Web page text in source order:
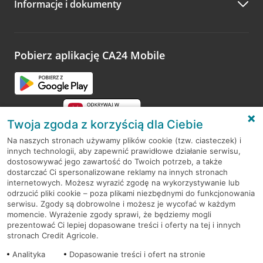
Zachęcamy do podzielenia się z nami opinią o wizycie.
opinie.
Informacje i dokumenty
Pobierz aplikację CA24 Mobile
RODO
Regulamin serwisu
Mapa serwisu
PolitykaCookies
Twoja zgoda z korzyścią dla Ciebie
Na naszych stronach używamy plików cookie (tzw. ciasteczek) i
innych technologii, aby zapewnić prawidłowe działanie serwisu,
dostosowywać jego zawartość do Twoich potrzeb, a także
dostarczać Ci spersonalizowane reklamy na innych stronach
internetowych. Możesz wyrazić zgodę na wykorzystywanie lub
odrzucić pliki cookie – poza plikami niezbędnymi do funkcjonowania
serwisu. Zgody są dobrowolne i możesz je wycofać w każdym
momencie. Wyrażenie zgody sprawi, że będziemy mogli
prezentować Ci lepiej dopasowane treści i oferty na tej i innych
stronach Credit Agricole.
Analityka
Dopasowanie treści i ofert na stronie